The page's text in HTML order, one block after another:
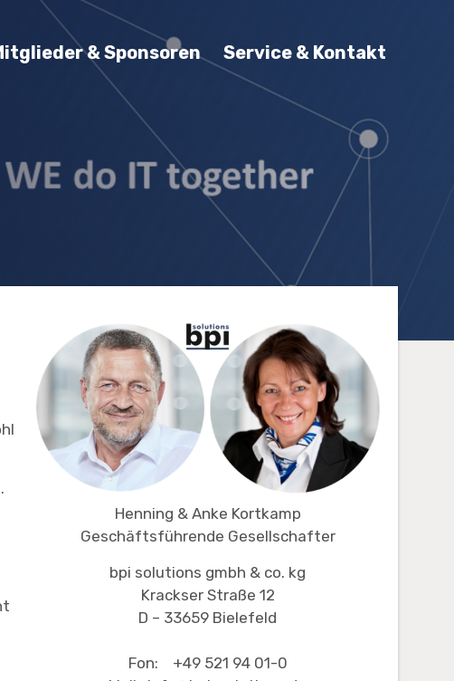
& Sponsoren Service & Kontakt
Henning & Anke Kortkamp
Geschäftsführende Gesellschafter
bpi solutions gmbh & co. kg
Krackser Straße 12
D – 33659 Bielefeld
Fon: +49 521 94 01-0